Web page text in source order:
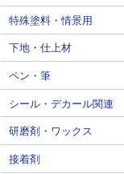
特殊塗料・情景用
下地・仕上材
ペン・筆
シール・デカール関連
研磨剤・ワックス
接着剤